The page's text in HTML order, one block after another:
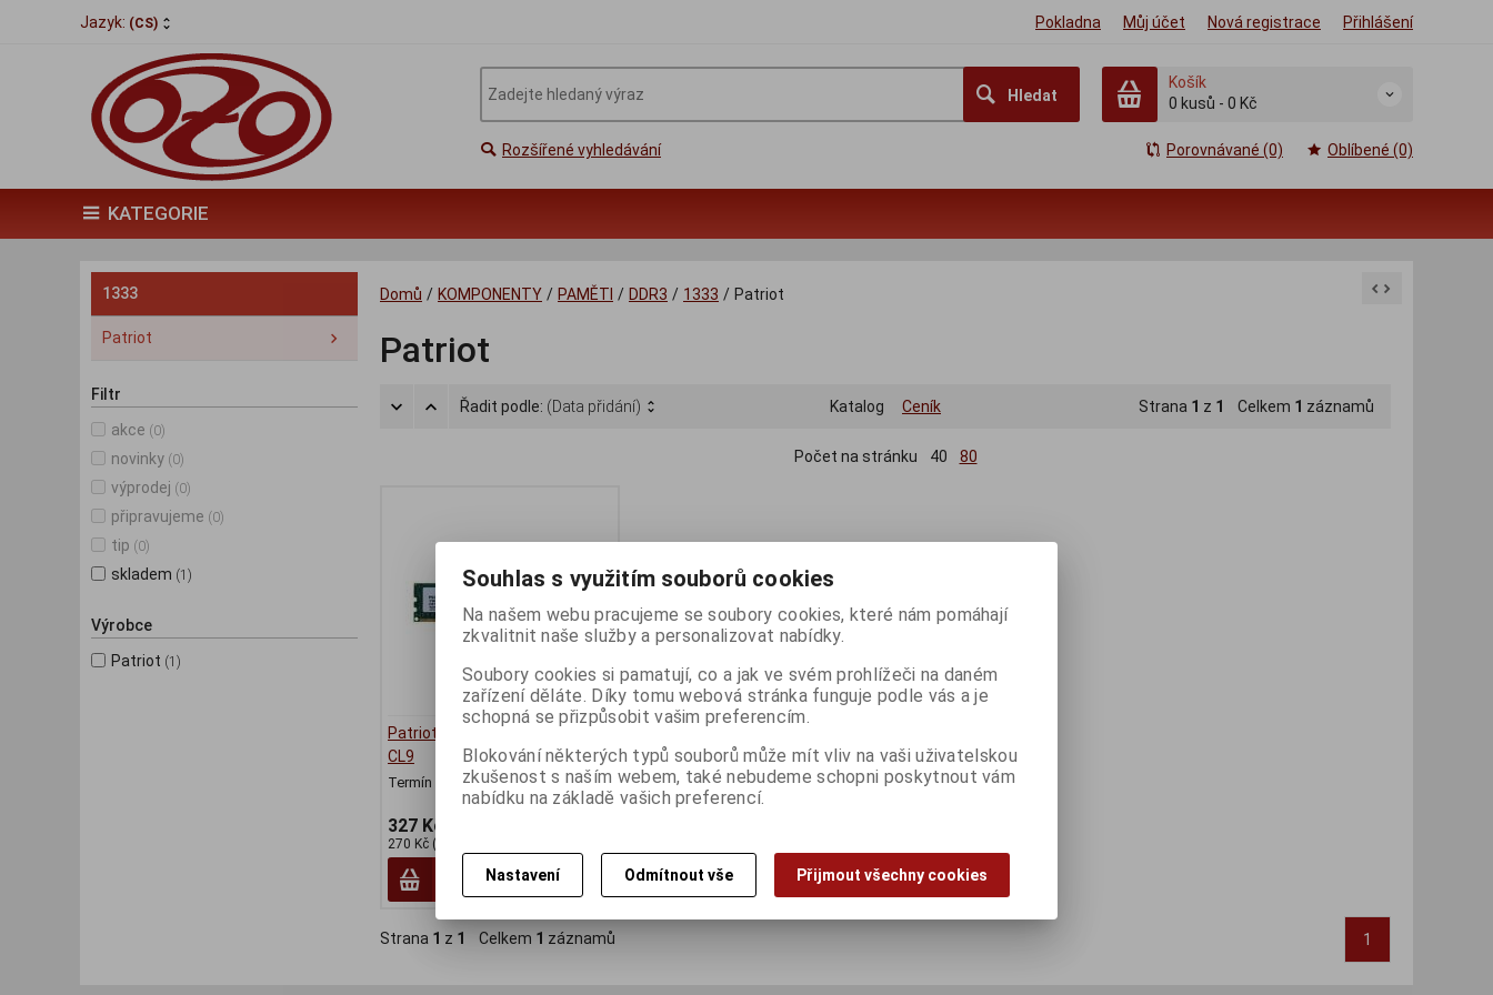
Jazyk: (CS) Pokladna Můj účet Nová registrace Přihlášení
Hledat
Košík
0 kusů - 0 Kč
Rozšířené vyhledávání Porovnávané (0) Oblíbené (0)
KATEGORIE
1333
Patriot
Filtr
akce (0)
novinky (0)
výprodej (0)
připravujeme (0)
tip (0)
skladem (1)
Výrobce
Patriot (1)
Domů / KOMPONENTY / PAMĚTI / DDR3 / 1333 / Patriot
Patriot
Řadit podle: (Data přidání) Katalog Ceník Strana 1 z 1 Celkem 1 záznamů
Počet na stránku 40 80
Patriot DDR3 4GB 1333MHz
CL9
Termín dodání (dny):4
327 Kč
270 Kč (bez DPH:)
Koupit
Strana 1 z 1 Celkem 1 záznamů 1
Souhlas s využitím souborů cookies
Na našem webu pracujeme se soubory cookies, které nám pomáhají
zkvalitnit naše služby a personalizovat nabídky.
Soubory cookies si pamatují, co a jak ve svém prohlížeči na daném
zařízení děláte. Díky tomu webová stránka funguje podle vás a je
schopná se přizpůsobit vašim preferencím.
Blokování některých typů souborů může mít vliv na vaši uživatelskou
zkušenost s naším webem, také nebudeme schopni poskytnout vám
nabídku na základě vašich preferencí.
Nastavení Odmítnout vše Přijmout všechny cookies